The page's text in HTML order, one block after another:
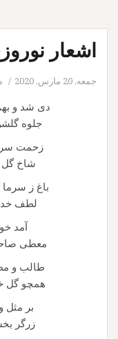
اشعار
جمعه, 20 مارس, 2020
دی شد و
جلوه
زحمت
شاخ گل
باغ ز
لطف
آمد
معطی
طالب و
همچو گل
بر مثل
زرگر